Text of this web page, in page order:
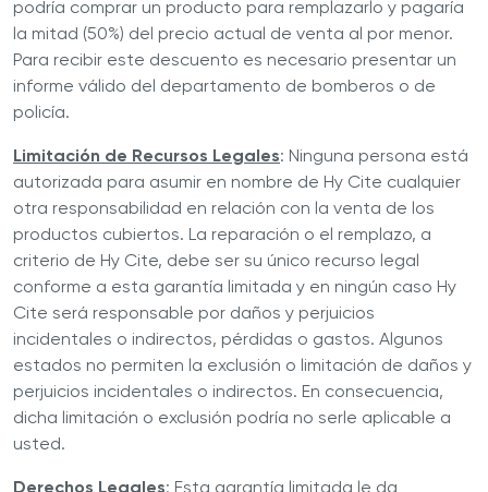
podría comprar un producto para remplazarlo y pagaría
la mitad (50%) del precio actual de venta al por menor.
Para recibir este descuento es necesario presentar un
informe válido del departamento de bomberos o de
policía.
Limitación de Recursos Legales: Ninguna persona está
autorizada para asumir en nombre de Hy Cite cualquier
otra responsabilidad en relación con la venta de los
productos cubiertos. La reparación o el remplazo, a
criterio de Hy Cite, debe ser su único recurso legal
conforme a esta garantía limitada y en ningún caso Hy
Cite será responsable por daños y perjuicios
incidentales o indirectos, pérdidas o gastos. Algunos
estados no permiten la exclusión o limitación de daños y
perjuicios incidentales o indirectos. En consecuencia,
dicha limitación o exclusión podría no serle aplicable a
usted.
Derechos Legales: Esta garantía limitada le da